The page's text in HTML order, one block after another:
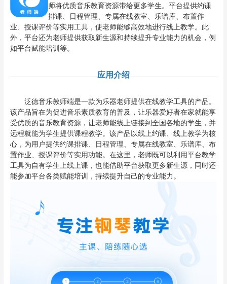
师将优质音乐教育资源带给更多学生。平台提供约课
排课、日程管理、专属在线教室、乐谱库、布置作
业、授课评价等实用工具，使老师能够高效地进行线上教学。此
外，平台还为老师提供获取新生源和持续提升专业能力的机会，例
如平台赋能培训等。
应用介绍
泛德音乐教师端是一款为乐器老师提供在线教学工具的产品。
该产品旨在为促进音乐素质教育的普及，让乐器爱好者在家就能享
受优质的音乐教育资源，让老师能线上链接到全国各地的学生，并
远程就能为学生提供课程教学。该产品以线上约课、线上教学为核
心，为用户提供约课排课、日程管理、专属在线教室、乐谱库、布
置作业、授课评价等实用功能。在这里，老师既可以利用平台教学
工具为自有学生上线上课，也能借助平台获取更多新生源，同时还
能参加平台各类赋能培训，持续提升自己的专业能力。